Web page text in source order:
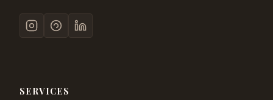
SERVICES